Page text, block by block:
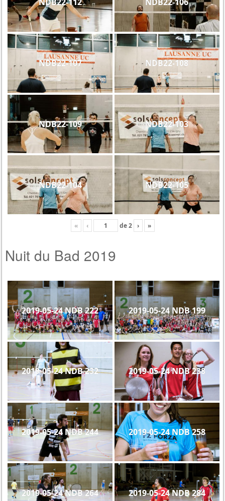
NDB22-112 NDB22-106
NDB22-107 NDB22-108
NDB22-109 NDB22-103
NDB22-104 NDB22-105
« ‹ de2 › »
Nuit du Bad 2019
2019-05-24 NDB 222 2019-05-24 NDB 199
2019-05-24 NDB 232 2019-05-24 NDB 238
2019-05-24 NDB 244 2019-05-24 NDB 258
2019-05-24 NDB 264 2019-05-24 NDB 284